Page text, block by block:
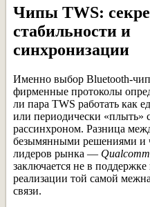
Чипы TWS:
стабильности и
синхронизации
Именно выбор Bluetooth-
фирменные протоколы
ли пара TWS работать как
или периодически «плыть»
рассинхроном. Разница
безымянными решениями и
лидеров рынка — Qualcomm
заключается не в поддержке
реализации той самой
связи.